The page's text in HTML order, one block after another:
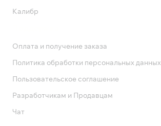
Калибр
Оплата и получение заказа
Политика обработки персональных данных
Пользовательское соглашение
Разработчикам и Продавцам
Чат